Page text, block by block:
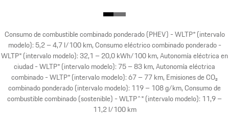
Consumo de combustible combinado ponderado (PHEV) - WLTP* (intervalo
modelo): 5,2 – 4,7 l/100 km, Consumo eléctrico combinado ponderado -
WLTP* (intervalo modelo): 32,1 – 20,0 kWh/100 km, Autonomía eléctrica en
ciudad - WLTP* (intervalo modelo): 75 – 83 km, Autonomía eléctrica
combinado - WLTP* (intervalo modelo): 67 – 77 km, Emisiones de CO₂
combinado ponderado (intervalo modelo): 119 – 108 g/km, Consumo de
combustible combinado (sostenible) - WLTP^* (intervalo modelo): 11,9 –
11,2 l/100 km